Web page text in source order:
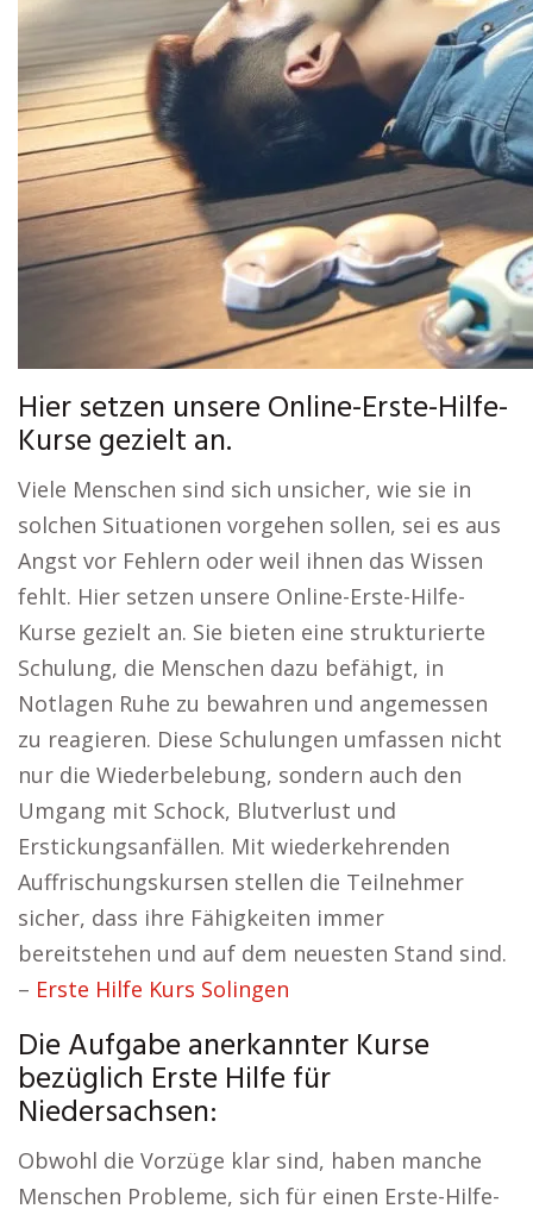
Hier setzen unsere Online-Erste-Hilfe-
Kurse gezielt an.
Viele Menschen sind sich unsicher, wie sie in
solchen Situationen vorgehen sollen, sei es aus
Angst vor Fehlern oder weil ihnen das Wissen
fehlt. Hier setzen unsere Online-Erste-Hilfe-
Kurse gezielt an. Sie bieten eine strukturierte
Schulung, die Menschen dazu befähigt, in
Notlagen Ruhe zu bewahren und angemessen
zu reagieren. Diese Schulungen umfassen nicht
nur die Wiederbelebung, sondern auch den
Umgang mit Schock, Blutverlust und
Erstickungsanfällen. Mit wiederkehrenden
Auffrischungskursen stellen die Teilnehmer
sicher, dass ihre Fähigkeiten immer
bereitstehen und auf dem neuesten Stand sind.
– Erste Hilfe Kurs Solingen
Die Aufgabe anerkannter Kurse
bezüglich Erste Hilfe für
Niedersachsen:
Obwohl die Vorzüge klar sind, haben manche
Menschen Probleme, sich für einen Erste-Hilfe-